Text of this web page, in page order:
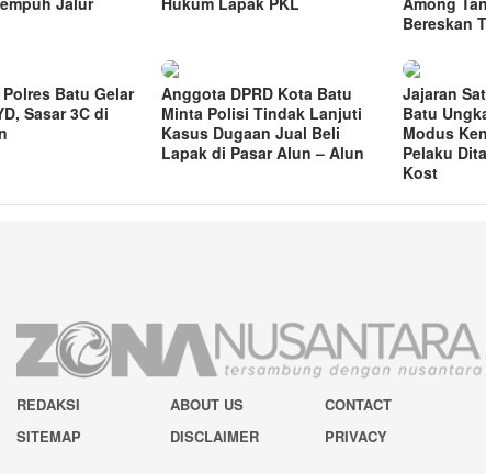
Bereskan
Batu Gelar
Sasar 3C di
Anggota DPRD Kota Batu
Minta Polisi Tindak Lanjuti
Kasus Dugaan Jual Beli
Lapak di Pasar Alun – Alun
Jajaran
Batu
Modus
Pelaku
Kost
REDAKSI ABOUT US
CONTACT
SITEMAP
DISCLAIMER PRIVACY